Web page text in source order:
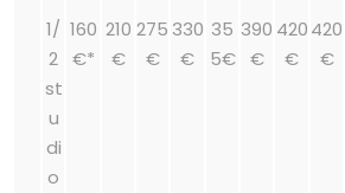
1/
2
st
u
di
o
160
€*
210
€
275
€
330
€
35
5€
390
€
420
€
420
€